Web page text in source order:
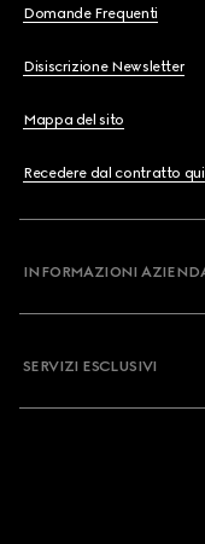
Domande Frequenti
Disiscrizione Newsletter
Mappa del sito
Recedere dal contratto qui
INFORMAZIONI
SERVIZI ESCLUSIVI